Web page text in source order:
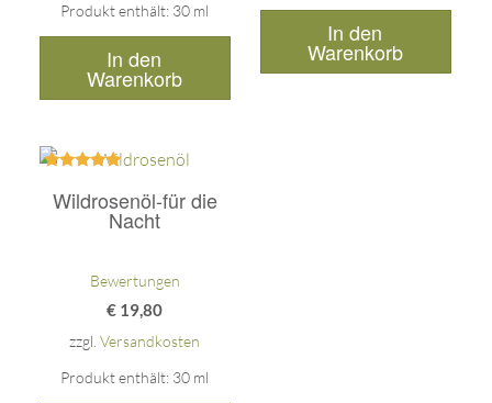
Produkt enthält: 30 ml
In den
Warenkorb
In den
Warenkorb
Wildrosenöl-für die
Nacht
mit
5.00
Bewertungen
€ 19,80
zzgl.Versandkosten
Produkt enthält: 30 ml